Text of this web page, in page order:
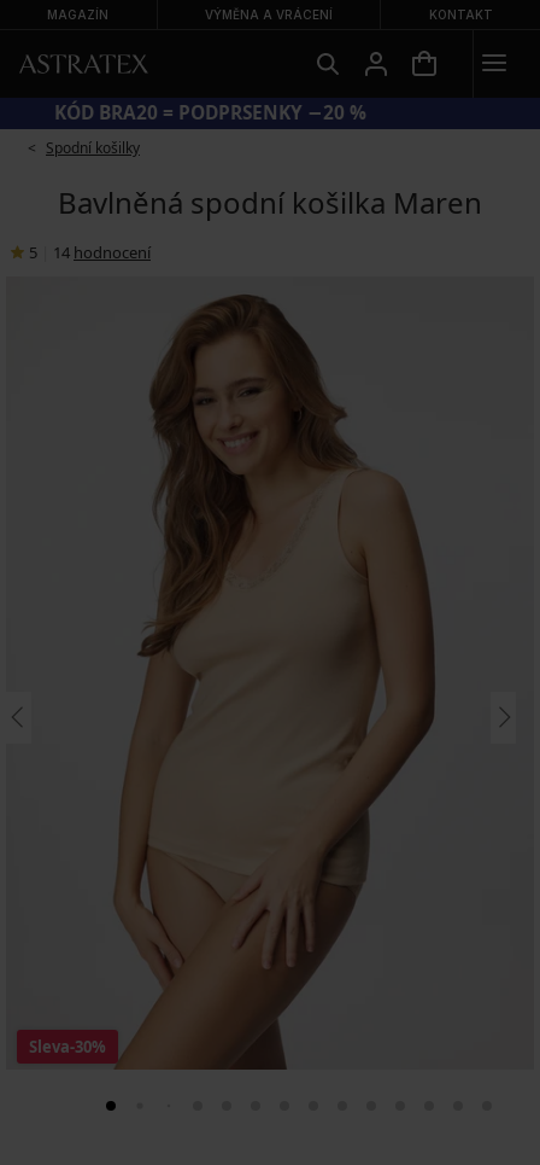
MAGAZÍN VÝMĚNA A VRÁCENÍ KONTAKT
KÓD BRA20 = PODPRSENKY −20 %
Spodní košilky
Bavlněná spodní košilka Maren
5 14 hodnocení
Sleva-30%